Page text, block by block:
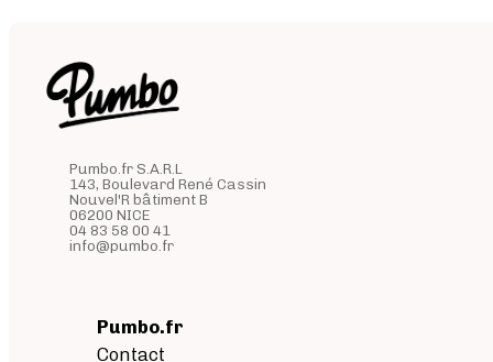
Pumbo.fr S.A.R.L
143, Boulevard René Cassin
Nouvel'R bâtiment B
06200 NICE
04 83 58 00 41
info@pumbo.fr
Pumbo.fr
Contact